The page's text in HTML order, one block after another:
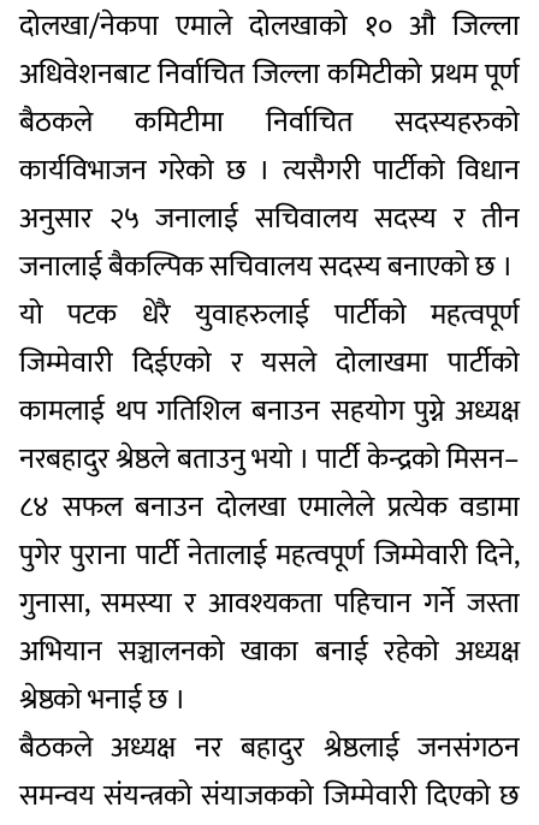
दोलखा/नेकपा एमाले दोलखाको १० औ जिल्ला
अधिवेशनबाट निर्वाचित जिल्ला कमिटीको प्रथम पूर्ण
बैठकले कमिटीमा निर्वाचित सदस्यहरुको
कार्यविभाजन गरेको छ । त्यसैगरी पार्टीको विधान
अनुसार २५ जनालाई सचिवालय सदस्य र तीन
जनालाई बैकल्पिक सचिवालय सदस्य बनाएको छ ।
यो पटक धेरै युवाहरुलाई पार्टीको महत्वपूर्ण
जिम्मेवारी दिईएको र यसले दोलाखमा पार्टीको
कामलाई थप गतिशिल बनाउन सहयोग पुग्ने अध्यक्ष
नरबहादुर श्रेष्ठले बताउनु भयो । पार्टी केन्द्रको मिसन–
८४ सफल बनाउन दोलखा एमालेले प्रत्येक वडामा
पुगेर पुराना पार्टी नेतालाई महत्वपूर्ण जिम्मेवारी दिने,
गुनासा, समस्या र आवश्यकता पहिचान गर्ने जस्ता
अभियान सञ्चालनको खाका बनाई रहेको अध्यक्ष
श्रेष्ठको भनाई छ ।
बैठकले अध्यक्ष नर बहादुर श्रेष्ठलाई जनसंगठन
समन्वय संयन्त्रको संयाजकको जिम्मेवारी दिएको छ